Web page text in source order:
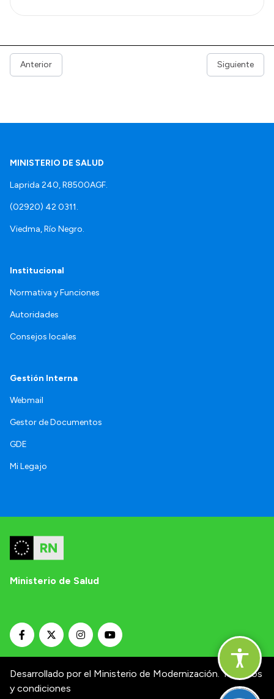
Anterior Siguiente
MINISTERIO DE SALUD
Laprida 240, R8500AGF.
(02920) 42 0311.
Viedma, Río Negro.
Institucional
Normativa y Funciones
Autoridades
Consejos locales
Gestión Interna
Webmail
Gestor de Documentos
GDE
Mi Legajo
Ministerio de Salud
Desarrollado por el Ministerio de Modernización. Términos
y condiciones